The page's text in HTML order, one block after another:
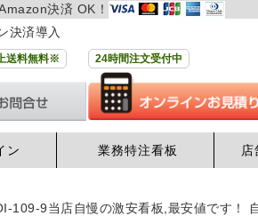
決済 OK！
決済導入
送料無料※ 24時間注文受付中
ン 業務特注看板 店
109-9当店自慢の激安看板,最安値です！